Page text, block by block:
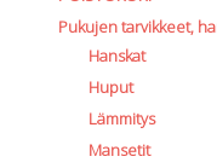
Pukujen tarvikkeet,
Hanskat
Huput
Lämmitys
Mansetit